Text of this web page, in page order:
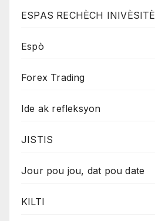
ESPAS RECHÈCH INIVÈSITÈ
Espò
Forex Trading
Ide ak refleksyon
JISTIS
Jour pou jou, dat pou date
KILTI